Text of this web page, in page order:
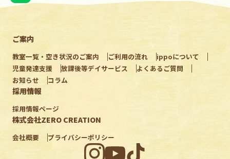
ご案内
教室一覧・空き状況のご案内 ご利用の流れ
ippoについて
児童発達支援
放課後等デイサービス
よくあるご質問
お知らせ
コラム
採用情報
採用情報ページ
株式会社ZERO CREATION
会社概要 プライバシーポリシー